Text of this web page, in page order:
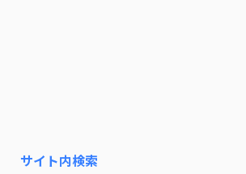
サイト内検索